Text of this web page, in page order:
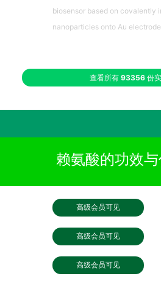
biosensor based on covalently
nanoparticles onto Au electrode.
查看所有 93356 份
赖氨酸的功效
高级会员可见
高级会员可见
高级会员可见